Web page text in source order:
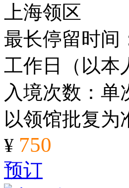
上海领区
最长停留时
工作日（以
入境次数：
以领馆批复为
¥ 750
预订